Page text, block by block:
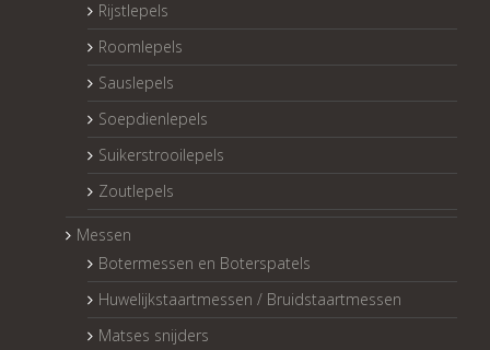
Rijstlepels
Roomlepels
Sauslepels
Soepdienlepels
Suikerstrooilepels
Zoutlepels
Messen
Botermessen en Boterspatels
Huwelijkstaartmessen / Bruidstaartmessen
Matses snijders